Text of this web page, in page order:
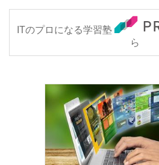
ITのプロになる学習塾
ら